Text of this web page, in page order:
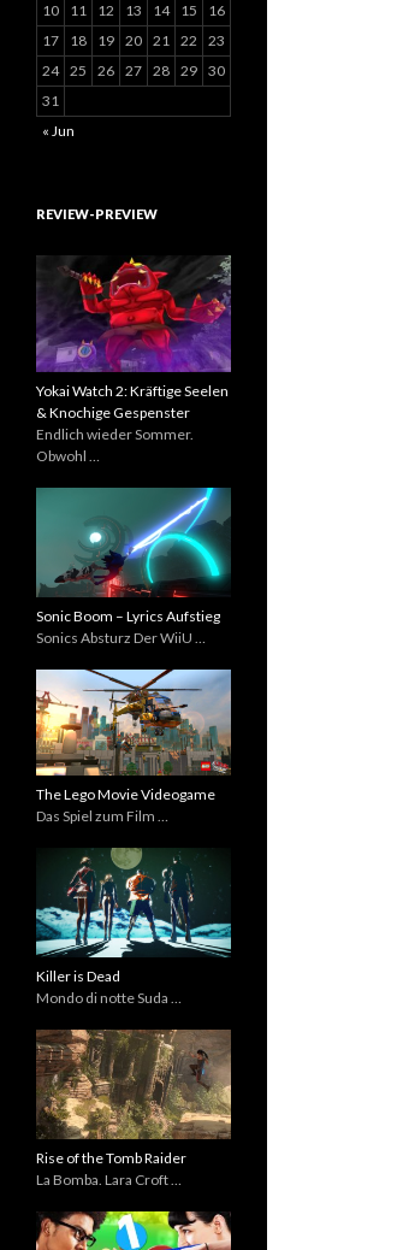
10
11 12 13 14 15
16
17
18 19 20 21 22
23
24 25 26 27 28 29 30
31
« Jun
REVIEW-PREVIEW
Yokai Watch 2: Kräftige Seelen
& Knochige Gespenster
Endlich wieder Sommer.
Obwohl …
Sonic Boom – Lyrics Aufstieg
Sonics Absturz Der WiiU …
The Lego Movie Videogame
Das Spiel zum Film …
Killer is Dead
Mondo di notte Suda …
Rise of the Tomb Raider
La Bomba. Lara Croft …